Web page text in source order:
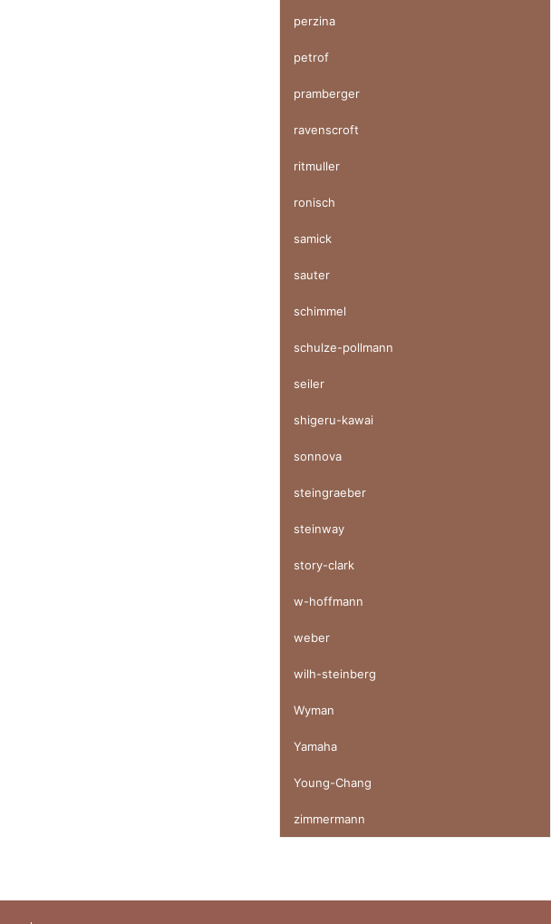
perzina
petrof
pramberger
ravenscroft
ritmuller
ronisch
samick
sauter
schimmel
schulze-pollmann
seiler
shigeru-kawai
sonnova
steingraeber
steinway
story-clark
w-hoffmann
weber
wilh-steinberg
Wyman
Yamaha
Young-Chang
zimmermann